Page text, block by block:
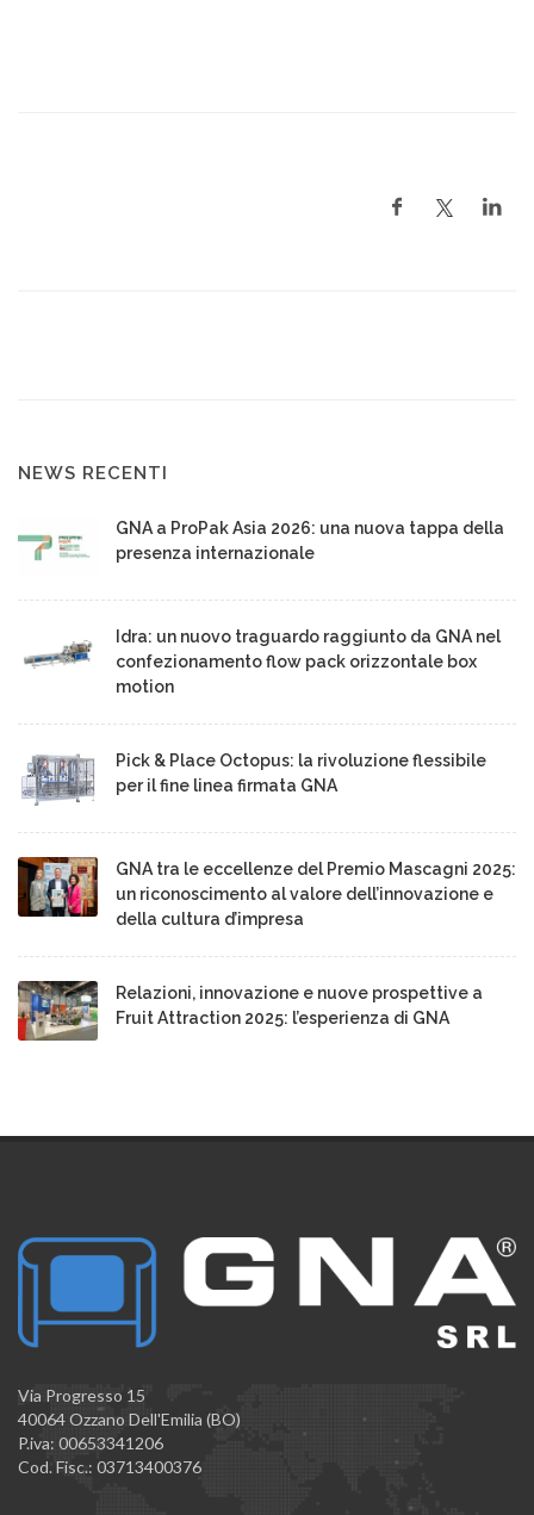
NEWS RECENTI
GNA a ProPak Asia 2026: una nuova tappa della
presenza internazionale
Idra: un nuovo traguardo raggiunto da GNA nel
confezionamento flow pack orizzontale box
motion
Pick & Place Octopus: la rivoluzione flessibile
per il fine linea firmata GNA
GNA tra le eccellenze del Premio Mascagni 2025:
un riconoscimento al valore dell’innovazione e
della cultura d’impresa
Relazioni, innovazione e nuove prospettive a
Fruit Attraction 2025: l’esperienza di GNA
Via Progresso 15
40064 Ozzano Dell'Emilia (BO)
P.iva: 00653341206
Cod. Fisc.: 03713400376